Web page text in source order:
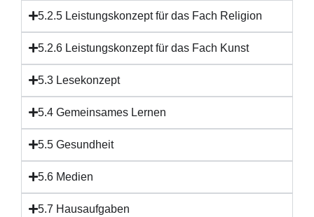
5.2.5 Leistungskonzept für das Fach Religion
5.2.6 Leistungskonzept für das Fach Kunst
5.3 Lesekonzept
5.4 Gemeinsames Lernen
5.5 Gesundheit
5.6 Medien
5.7 Hausaufgaben